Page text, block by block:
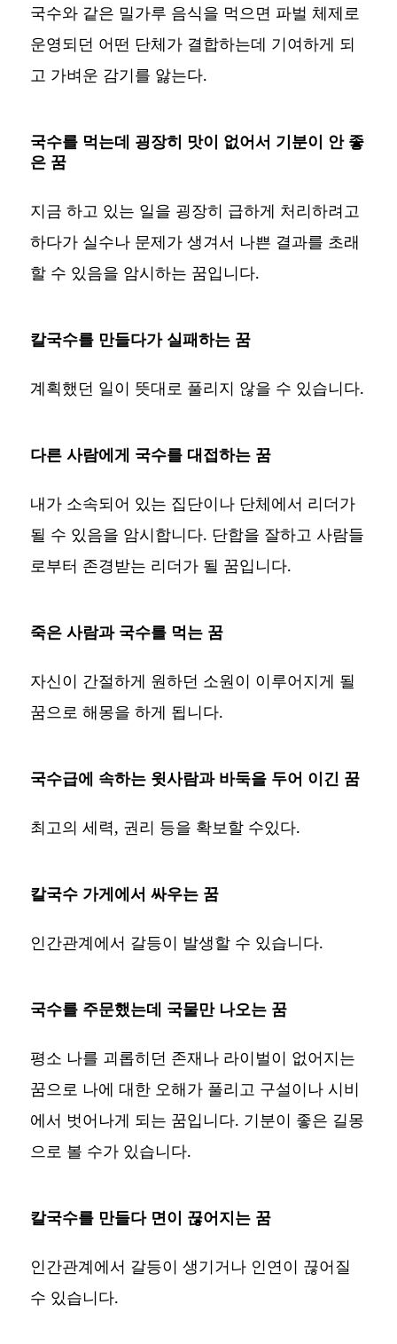
국수와 같은 밀가루 음식을 먹으면 파벌 체제로
운영되던 어떤 단체가 결합하는데 기여하게 되
고 가벼운 감기를 앓는다.
국수를 먹는데 굉장히 맛이 없어서 기분이 안 좋
은 꿈
지금 하고 있는 일을 굉장히 급하게 처리하려고
하다가 실수나 문제가 생겨서 나쁜 결과를 초래
할 수 있음을 암시하는 꿈입니다.
칼국수를 만들다가 실패하는 꿈
계획했던 일이 뜻대로 풀리지 않을 수 있습니다.
다른 사람에게 국수를 대접하는 꿈
내가 소속되어 있는 집단이나 단체에서 리더가
될 수 있음을 암시합니다. 단합을 잘하고 사람들
로부터 존경받는 리더가 될 꿈입니다.
죽은 사람과 국수를 먹는 꿈
자신이 간절하게 원하던 소원이 이루어지게 될
꿈으로 해몽을 하게 됩니다.
국수급에 속하는 윗사람과 바둑을 두어 이긴 꿈
최고의 세력, 권리 등을 확보할 수있다.
칼국수 가게에서 싸우는 꿈
인간관계에서 갈등이 발생할 수 있습니다.
국수를 주문했는데 국물만 나오는 꿈
평소 나를 괴롭히던 존재나 라이벌이 없어지는
꿈으로 나에 대한 오해가 풀리고 구설이나 시비
에서 벗어나게 되는 꿈입니다. 기분이 좋은 길몽
으로 볼 수가 있습니다.
칼국수를 만들다 면이 끊어지는 꿈
인간관계에서 갈등이 생기거나 인연이 끊어질
수 있습니다.